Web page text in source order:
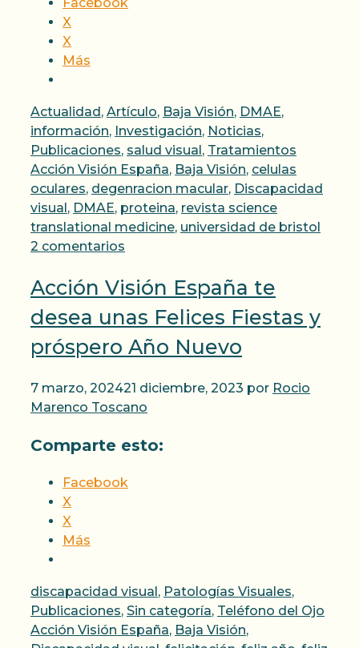
Facebook
X
X
Más
Categorías
Actualidad , Artículo, Baja Visión, DMAE,
información, Investigación, Noticias,
Publicaciones, salud visual , Tratamientos
Acción Visión España, Baja Visión, celulas
oculares, degenracion macular, Discapacidad
visual , DMAE, proteina, revista science
translational medicine, universidad de bristol
2 comentarios
Acción Visión España te
desea unas Felices Fiestas y
próspero Año Nuevo
7 marzo, 202421 diciembre, 2023 por Rocio
Marenco Toscano
Comparte esto:
Facebook
X
X
Más
Categorías
discapacidad visual, Patologías Visuales,
Publicaciones, Sin categoría, Teléfono del Ojo
Acción Visión España, Baja Visión,